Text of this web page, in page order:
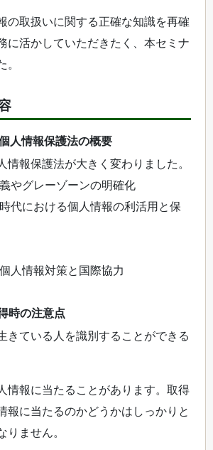
の取扱いに関する正確な知識を再確
に活かしていただきたく、本セミナ
。
人情報保護法の概要
情報保護法が大きく変わりました。
やグレーゾーンの明確化
代における個人情報の利活用と保
人情報対策と国際協力
時の注意点
きている人を識別することができる
情報に当たることがあります。取得
報に当たるのかどうかはしっかりと
りません。